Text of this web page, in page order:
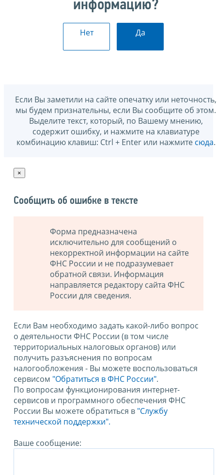
информацию?
Нет Да
Если Вы заметили на сайте опечатку или неточность,
мы будем признательны, если Вы сообщите об этом.
Выделите текст, который, по Вашему мнению,
содержит ошибку, и нажмите на клавиатуре
комбинацию клавиш: Ctrl + Enter или нажмите сюда.
×
Сообщить об ошибке в тексте
Форма предназначена
исключительно для сообщений о
некорректной информации на сайте
ФНС России и не подразумевает
обратной связи. Информация
направляется редактору сайта ФНС
России для сведения.
Если Вам необходимо задать какой-либо вопрос
о деятельности ФНС России (в том числе
территориальных налоговых органов) или
получить разъяснения по вопросам
налогообложения - Вы можете воспользоваться
сервисом "Обратиться в ФНС России".
По вопросам функционирования интернет-
сервисов и программного обеспечения ФНС
России Вы можете обратиться в "Службу
технической поддержки".
Ваше сообщение: